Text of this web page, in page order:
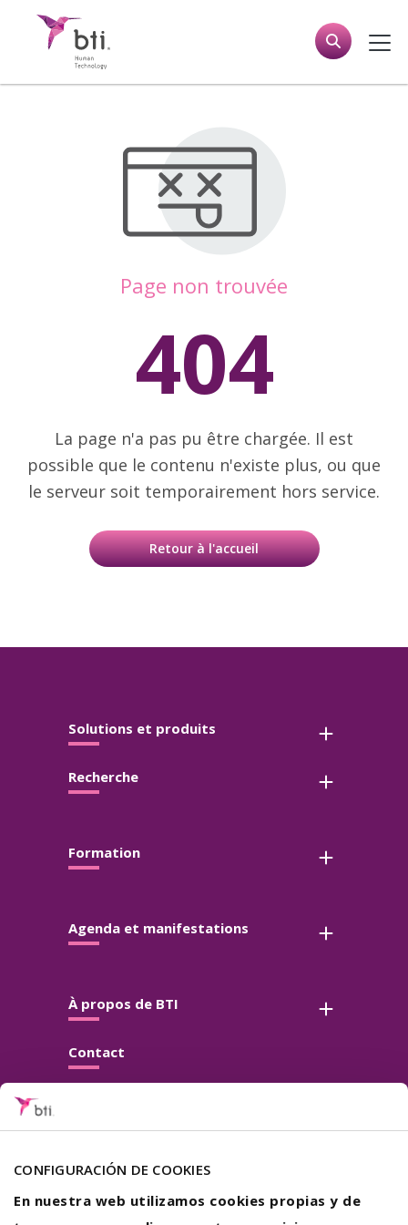
CONFIGURACIÓN DE COOKIES
En nuestra web utilizamos cookies propias y de
Page non trouvée
404
La page n'a pas pu être chargée. Il est
possible que le contenu n'existe plus, ou que
le serveur soit temporairement hors service.
Retour à l'accueil
Solutions et produits
Recherche
Formation
Agenda et manifestations
À propos de BTI
Contact